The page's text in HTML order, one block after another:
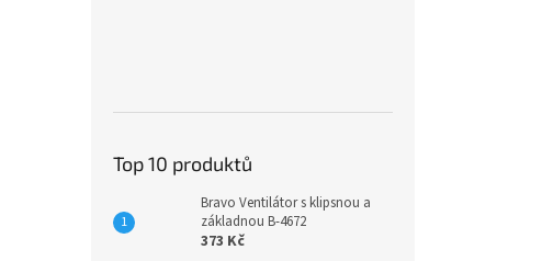
Top 10 produktů
Bravo Ventilátor s klipsnou a
základnou B-4672
373 Kč